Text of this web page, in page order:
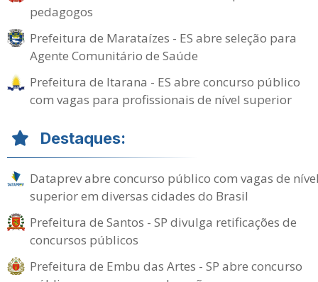
pedagogos
Prefeitura de Marataízes - ES abre seleção para
Agente Comunitário de Saúde
Prefeitura de Itarana - ES abre concurso público
com vagas para profissionais de nível superior
Destaques:
Dataprev abre concurso público com vagas de
superior em diversas cidades do Brasil
Prefeitura de Santos - SP divulga retificações de
concursos públicos
Prefeitura de Embu das Artes - SP abre concurso